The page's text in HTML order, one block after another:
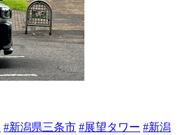
#新潟県三条市 #展望タワー #新潟